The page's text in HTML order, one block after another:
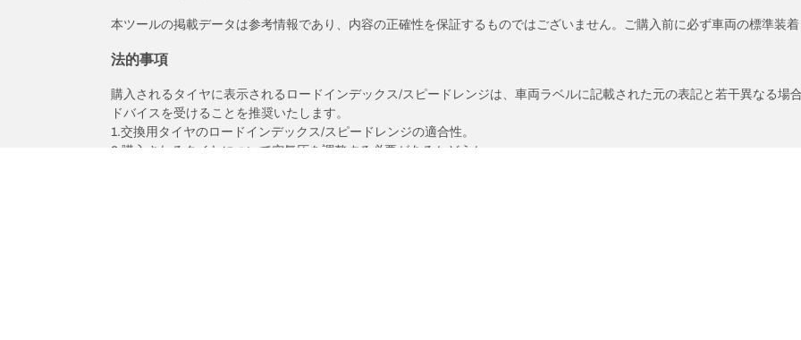
本ツールの掲載データは参考情報であり、内容の正確性を保証するものではございません。ご購入前に必ず車両の標準装
法的事項
購入されるタイヤに表示されるロードインデックス/スピードレンジは、車両ラベルに記載された元の表記と若干異なる場
ドバイスを受けることを推奨いたします。
1.交換用タイヤのロードインデックス/スピードレンジの適合性。
2.購入されるタイヤについて空気圧を調整する必要があるかどうか。